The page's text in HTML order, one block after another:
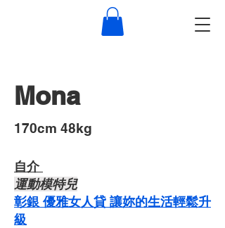
Mona
​170cm 48kg
自介 ​
運動模特兒
彰銀 優雅女人貸 讓妳的生活輕鬆升
級